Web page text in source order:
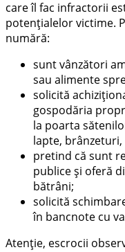
care îl fac infractorii
potenţialelor victime.
numără:
sunt vânzători
sau alimente
solicită
gospodăria
la poarta
lapte, brânzeturi,
pretind că sunt
publice şi oferă
bătrâni;
solicită
în bancnote cu
Atenţie, escrocii